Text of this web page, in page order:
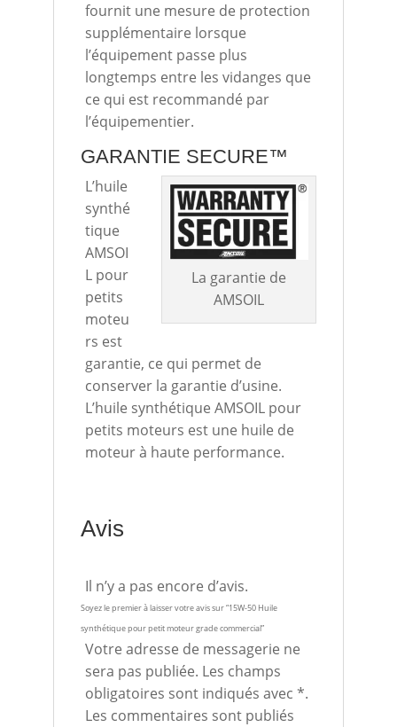
fournit une mesure de protection
supplémentaire lorsque
l’équipement passe plus
longtemps entre les vidanges que
ce qui est recommandé par
l’équipementier.
GARANTIE SECURE™
La garantie de
AMSOIL
L’huile
synthé
tique
AMSOI
L pour
petits
moteu
rs est
garantie, ce qui permet de
conserver la garantie d’usine.
L’huile synthétique AMSOIL pour
petits moteurs est une huile de
moteur à haute performance.
Avis
Il n’y a pas encore d’avis.
Soyez le premier à laisser votre avis sur “15W-50 Huile
synthétique pour petit moteur grade commercial”
Votre adresse de messagerie ne
sera pas publiée. Les champs
obligatoires sont indiqués avec *.
Les commentaires sont publiés